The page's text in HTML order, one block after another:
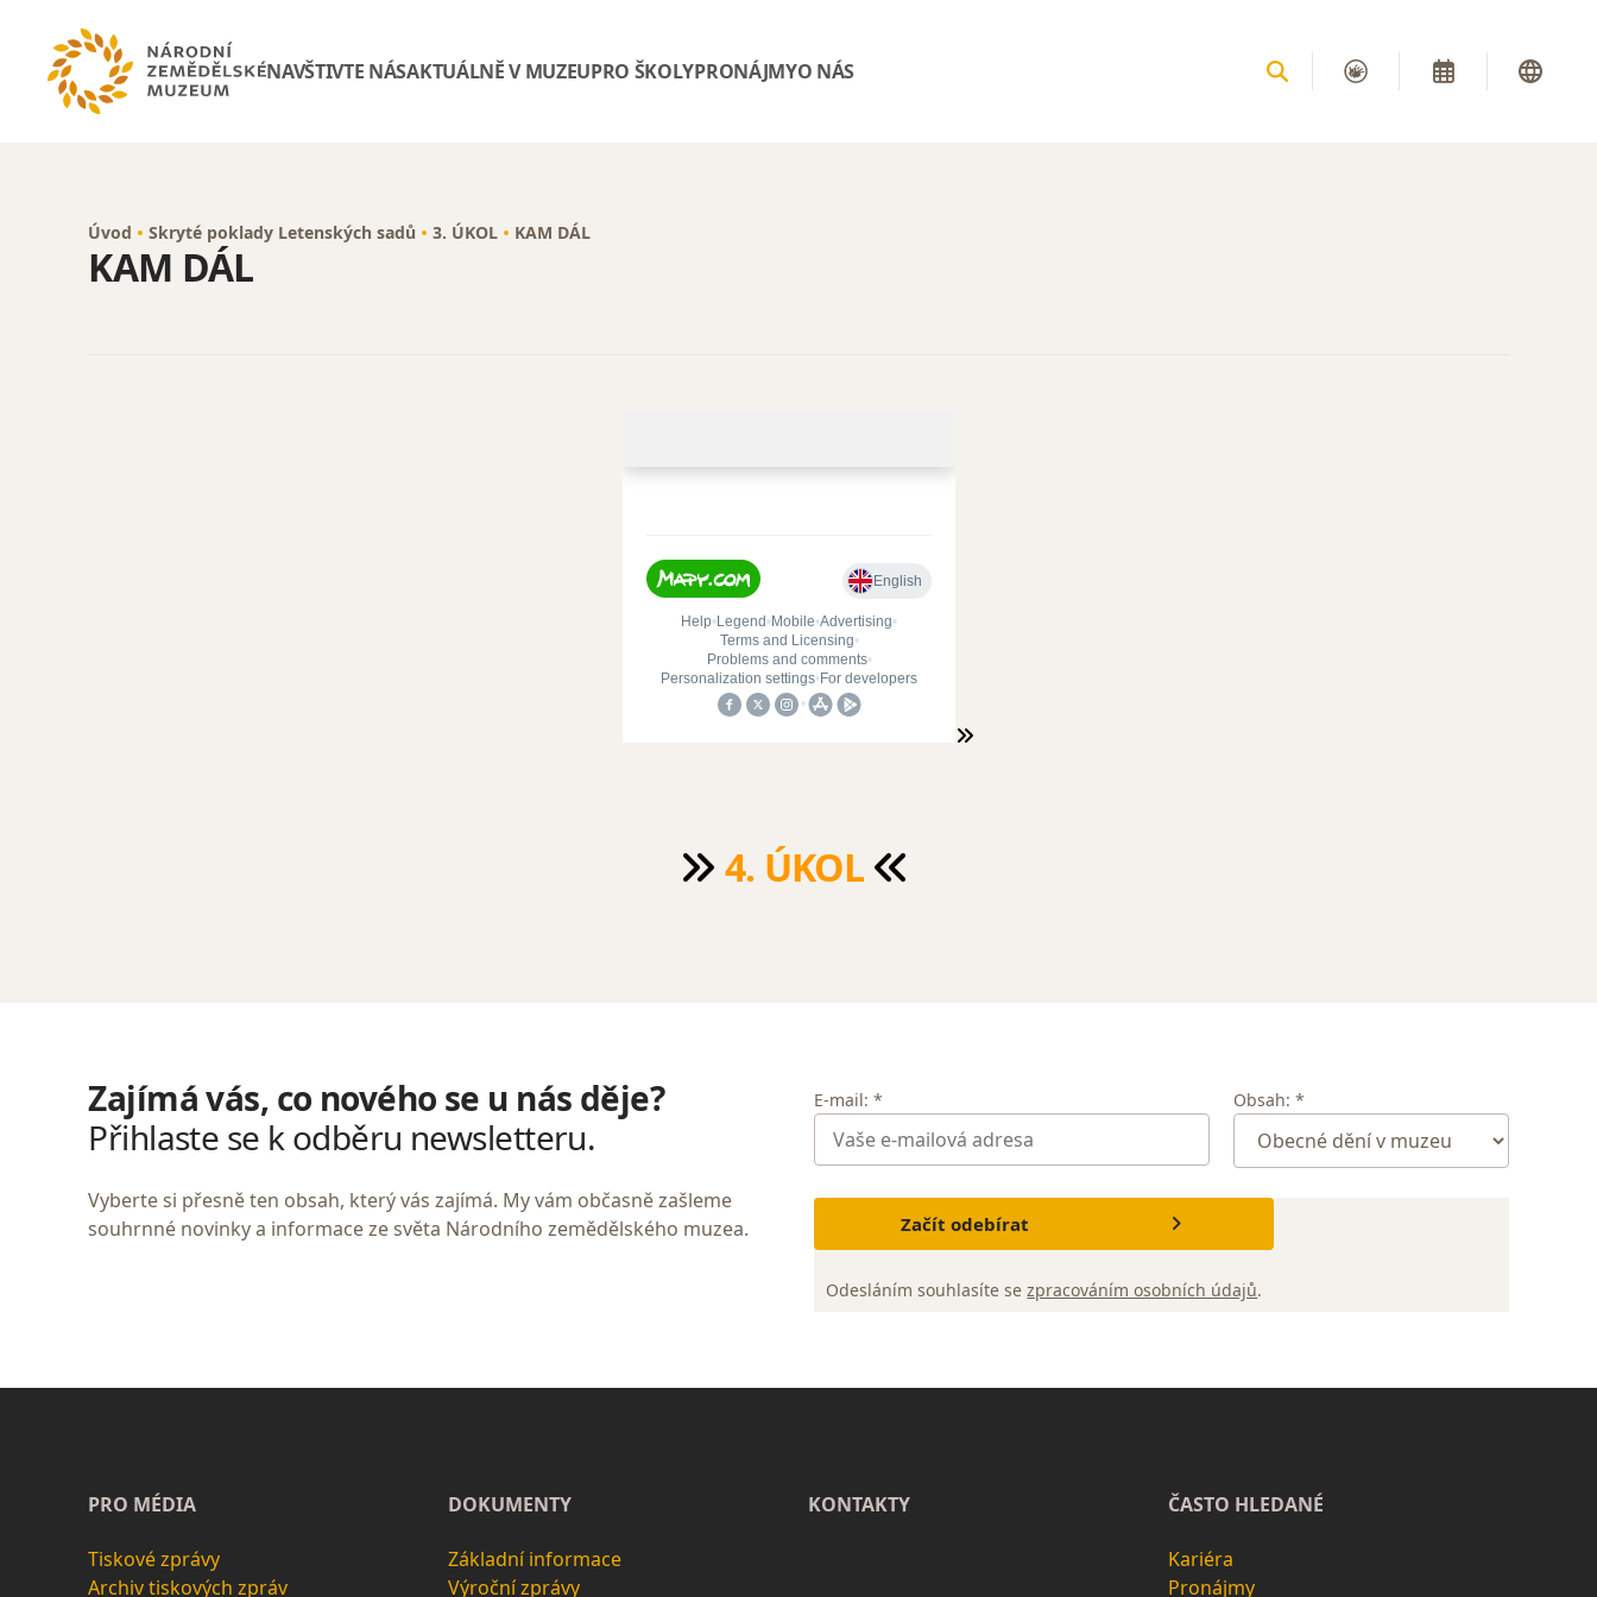
NAVŠTIVTE NÁSAKTUÁLNĚ V MUZEUPRO ŠKOLYPRONÁJMYO NÁS
Úvod Skryté poklady Letenských sadů 3. ÚKOL KAM DÁL
KAM DÁL
4. ÚKOL
Zajímá vás, co nového se u nás děje?
Přihlaste se k odběru newsletteru.
Vyberte si přesně ten obsah, který vás zajímá. My vám občasně zašleme
souhrnné novinky a informace ze světa Národního zemědělského muzea.
E-mail: * Obsah: *
Začít odebírat
Odesláním souhlasíte sezpracováním osobních údajů.
PRO MÉDIA
Tiskové zprávy
Archiv tiskových zpráv
DOKUMENTY
Základní informace
Výroční zprávy
KONTAKTY ČASTO HLEDANÉ
Kariéra
Pronájmy